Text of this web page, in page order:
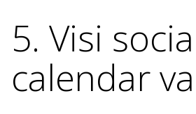
5. Visi
calendar